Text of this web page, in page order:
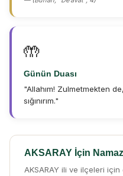
🤲
Günün Duası
"Allahım! Zulmetmekten
sığınırım."
AKSARAY İçin
AKSARAY ili ve ilçeleri